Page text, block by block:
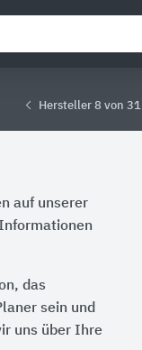
Hersteller 8 von 31
auf unserer
das
sein und
uns über Ihre